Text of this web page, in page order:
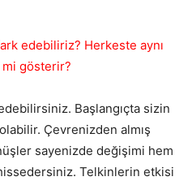
edebiliriz? Herkeste aynı
gösterir?
Başlangıçta sizin
Çevrenizden almış
sayenizde değişimi hem
Telkinlerin etkisi